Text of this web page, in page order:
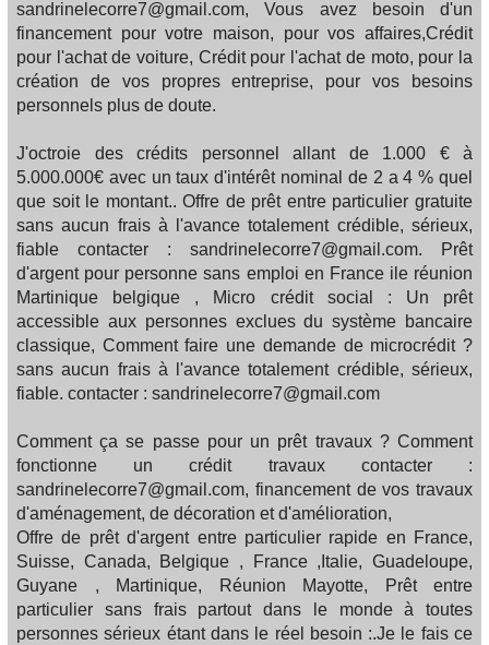
sandrinelecorre7@gmail.com, Vous avez besoin d'un
financement pour votre maison, pour vos affaires,Crédit
pour l'achat de voiture, Crédit pour l'achat de moto, pour la
création de vos propres entreprise, pour vos besoins
personnels plus de doute.
J'octroie des crédits personnel allant de 1.000 € à
5.000.000€ avec un taux d'intérêt nominal de 2 a 4 % quel
que soit le montant.. Offre de prêt entre particulier gratuite
sans aucun frais à l'avance totalement crédible, sérieux,
fiable contacter : sandrinelecorre7@gmail.com. Prêt
d'argent pour personne sans emploi en France ile réunion
Martinique belgique , Micro crédit social : Un prêt
accessible aux personnes exclues du système bancaire
classique, Comment faire une demande de microcrédit ?
sans aucun frais à l'avance totalement crédible, sérieux,
fiable. contacter : sandrinelecorre7@gmail.com
Comment ça se passe pour un prêt travaux ? Comment
fonctionne un crédit travaux contacter :
sandrinelecorre7@gmail.com, financement de vos travaux
d'aménagement, de décoration et d'amélioration,
Offre de prêt d'argent entre particulier rapide en France,
Suisse, Canada, Belgique , France ,Italie, Guadeloupe,
Guyane , Martinique, Réunion Mayotte, Prêt entre
particulier sans frais partout dans le monde à toutes
personnes sérieux étant dans le réel besoin :.Je le fais ce